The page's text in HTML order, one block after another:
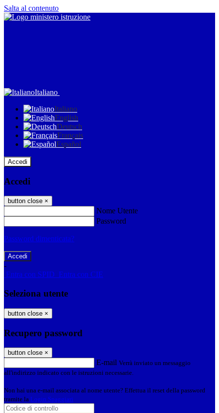
Salta al contenuto
Italiano
Italiano
English
Deutsch
Français
Español
Accedi
Accedi
button close ×
Nome Utente
Password
Password dimenticata?
-
Entra con SPID Entra con CIE
Seleziona utente
button close ×
Recupero password
button close ×
E-mail Verrà inviato un messaggio
all'indirizzo indicato con le istruzioni necessarie.
Non hai una e-mail associata al nome utente? Effettua il reset della password
tramite la Login Spaggiari